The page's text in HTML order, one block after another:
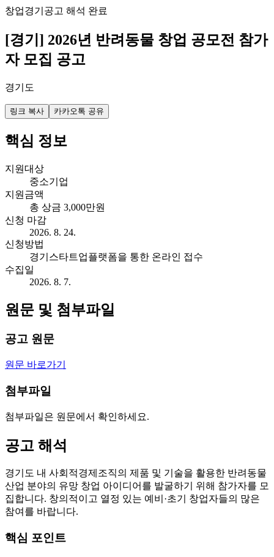
창업경기 공고 해석 완료
[경기] 2026년 반려동물 창업 공모전 참가
자 모집 공고
경기도
링크 복사 카카오톡 공유
핵심 정보
지원대상
중소기업
지원금액
총 상금 3,000만원
신청 마감
2026. 8. 24.
신청방법
경기스타트업플랫폼을 통한 온라인 접수
수집일
2026. 8. 7.
원문 및 첨부파일
공고 원문
원문 바로가기
첨부파일
첨부파일은 원문에서 확인하세요.
공고 해석
경기도 내 사회적경제조직의 제품 및 기술을 활용한 반려동물
산업 분야의 유망 창업 아이디어를 발굴하기 위해 참가자를 모
집합니다. 창의적이고 열정 있는 예비·초기 창업자들의 많은
참여를 바랍니다.
핵심 포인트